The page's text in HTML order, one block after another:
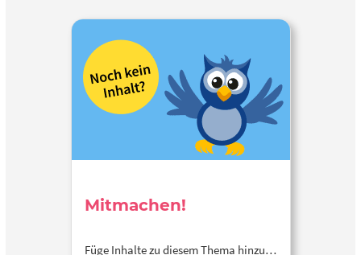
Mitmachen!
Füge Inhalte zu diesem Thema hinzu…